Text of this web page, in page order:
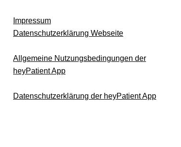
Impressum
Datenschutzerklärung Webseite
Allgemeine Nutzungsbedingungen der
heyPatient App
Datenschutzerklärung der heyPatient App